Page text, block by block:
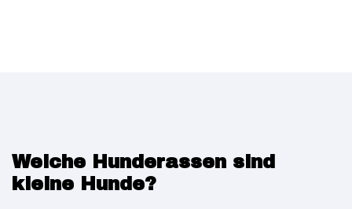
Welche Hunderassen sind
kleine Hunde?